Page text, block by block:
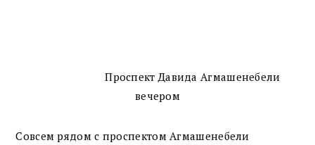
Проспект Давида Агмашенебели
вечером
Совсем рядом с проспектом Агмашенебели